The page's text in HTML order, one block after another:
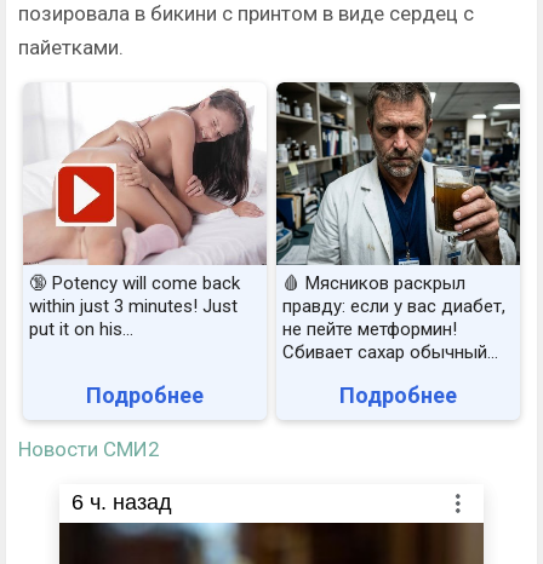
позировала в бикини с принтом в виде сердец с
пайетками.
🔞 Potency will come back
within just 3 minutes! Just
put it on his…
Подробнее
🩸 Мясников раскрыл
правду: если у вас диабет,
не пейте метформин!
Сбивает сахар обычный...
Подробнее
Новости СМИ2
6 ч. назад